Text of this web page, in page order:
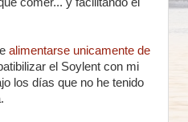
alimentarse unicamente de
el Soylent con mi
los días que no he tenido